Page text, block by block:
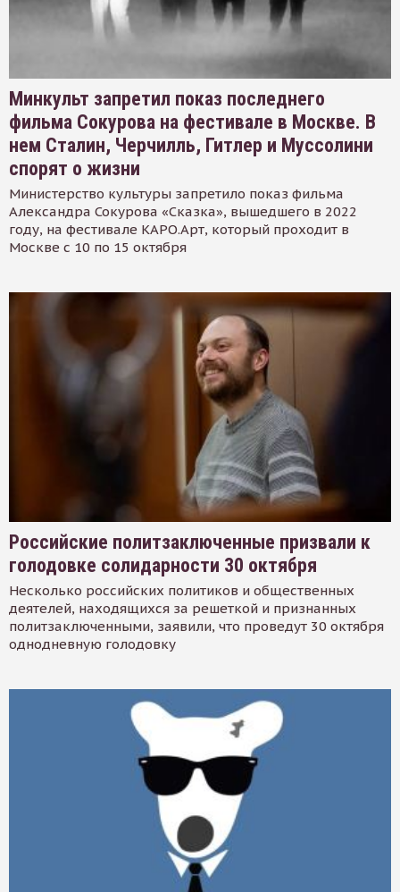
Минкульт запретил показ последнего
фильма Сокурова на фестивале в Москве. В
нем Сталин, Черчилль, Гитлер и Муссолини
спорят о жизни
Министерство культуры запретило показ фильма
Александра Сокурова «Сказка», вышедшего в 2022
году, на фестивале КАРО.Арт, который проходит в
Москве с 10 по 15 октября
Российские политзаключенные призвали к
голодовке солидарности 30 октября
Несколько российских политиков и общественных
деятелей, находящихся за решеткой и признанных
политзаключенными, заявили, что проведут 30 октября
однодневную голодовку